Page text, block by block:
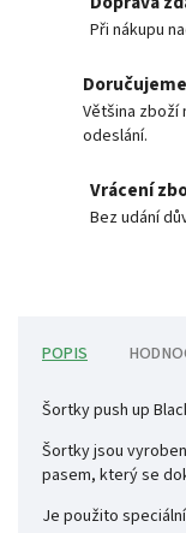
Při nákupu
Většina zboží
odeslání.
Vrácení
Bez udání
POPIS
Šortky push up
Šortky jsou
pasem, který se
Je použito